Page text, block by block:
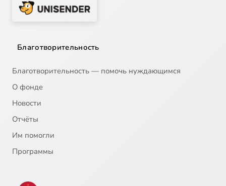
Благотворительность
Благотворительность — помочь нуждающимся
О фонде
Новости
Отчёты
Им помогли
Программы